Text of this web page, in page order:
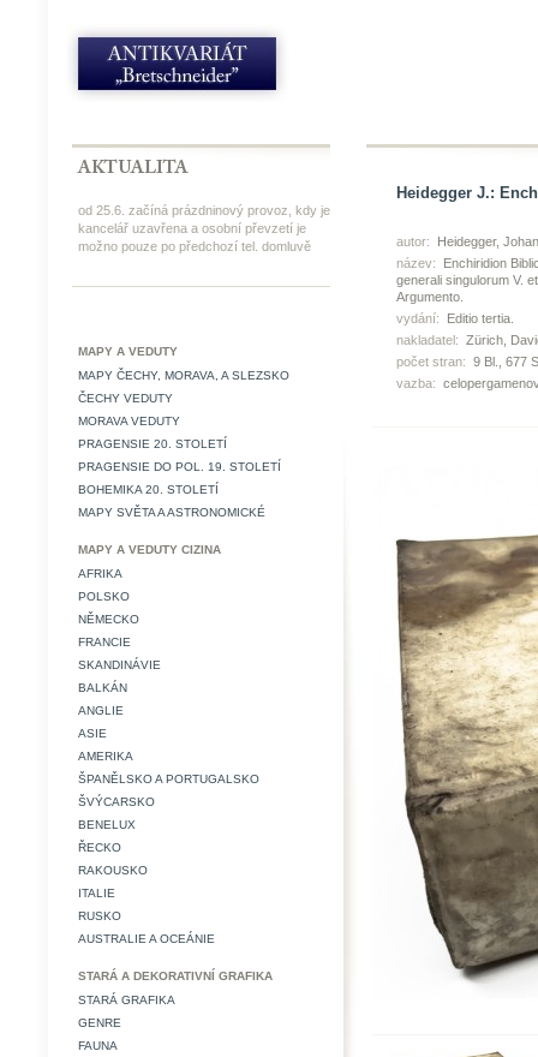
od 25.6. začíná prázdninový provoz, kdy je
kancelář uzavřena a osobní převzetí je
možno pouze po předchozí tel. domluvě
MAPY A VEDUTY
MAPY ČECHY, MORAVA, A SLEZSKO
ČECHY VEDUTY
MORAVA VEDUTY
PRAGENSIE 20. STOLETÍ
PRAGENSIE DO POL. 19. STOLETÍ
BOHEMIKA 20. STOLETÍ
MAPY SVĚTA A ASTRONOMICKÉ
MAPY A VEDUTY CIZINA
AFRIKA
POLSKO
NĚMECKO
FRANCIE
SKANDINÁVIE
BALKÁN
ANGLIE
ASIE
AMERIKA
ŠPANĚLSKO A PORTUGALSKO
ŠVÝCARSKO
BENELUX
ŘECKO
RAKOUSKO
ITALIE
RUSKO
AUSTRALIE A OCEÁNIE
STARÁ A DEKORATIVNÍ GRAFIKA
STARÁ GRAFIKA
GENRE
FAUNA
Heidegger J.:
autor:
Heidegger,
název:
Enchiridion
generali singulorum V.
Argumento.
vydání:
Editio tertia.
nakladatel: Zürich,
počet stran: 9 Bl., 677
vazba: